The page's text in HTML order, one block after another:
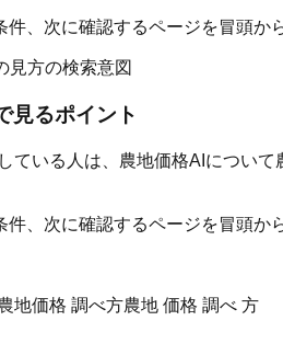
、次に確認するページを冒頭か
見方の検索意図
見るポイント
ている人は、農地価格AIについ
、次に確認するページを冒頭か
地価格 調べ方農地 価格 調べ 方